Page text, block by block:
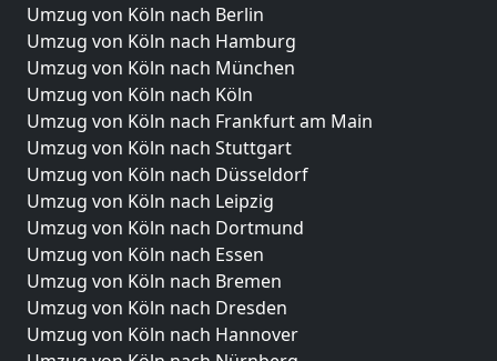
Umzug von Köln nach Berlin
Umzug von Köln nach Hamburg
Umzug von Köln nach München
Umzug von Köln nach Köln
Umzug von Köln nach Frankfurt am Main
Umzug von Köln nach Stuttgart
Umzug von Köln nach Düsseldorf
Umzug von Köln nach Leipzig
Umzug von Köln nach Dortmund
Umzug von Köln nach Essen
Umzug von Köln nach Bremen
Umzug von Köln nach Dresden
Umzug von Köln nach Hannover